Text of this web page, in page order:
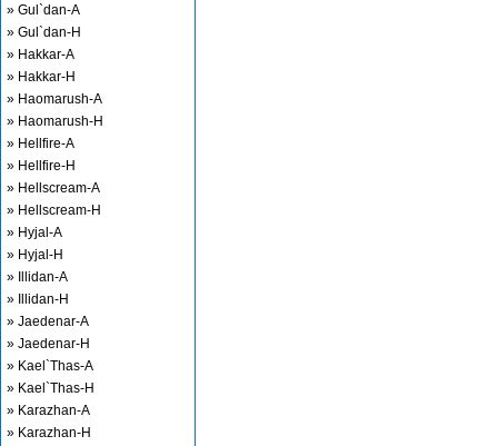
» Gul`dan-A
» Gul`dan-H
» Hakkar-A
» Hakkar-H
» Haomarush-A
» Haomarush-H
» Hellfire-A
» Hellfire-H
» Hellscream-A
» Hellscream-H
» Hyjal-A
» Hyjal-H
» Illidan-A
» Illidan-H
» Jaedenar-A
» Jaedenar-H
» Kael`Thas-A
» Kael`Thas-H
» Karazhan-A
» Karazhan-H